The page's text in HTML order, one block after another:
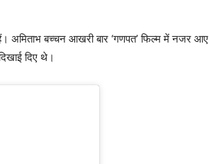
अमिताभ बच्चन आखरी बार ‘गणपत’ फिल्म में नजर आए
दिए थे।